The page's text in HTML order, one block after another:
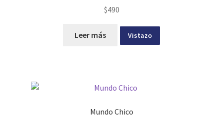
$490
Leer más Vistazo
Mundo Chico